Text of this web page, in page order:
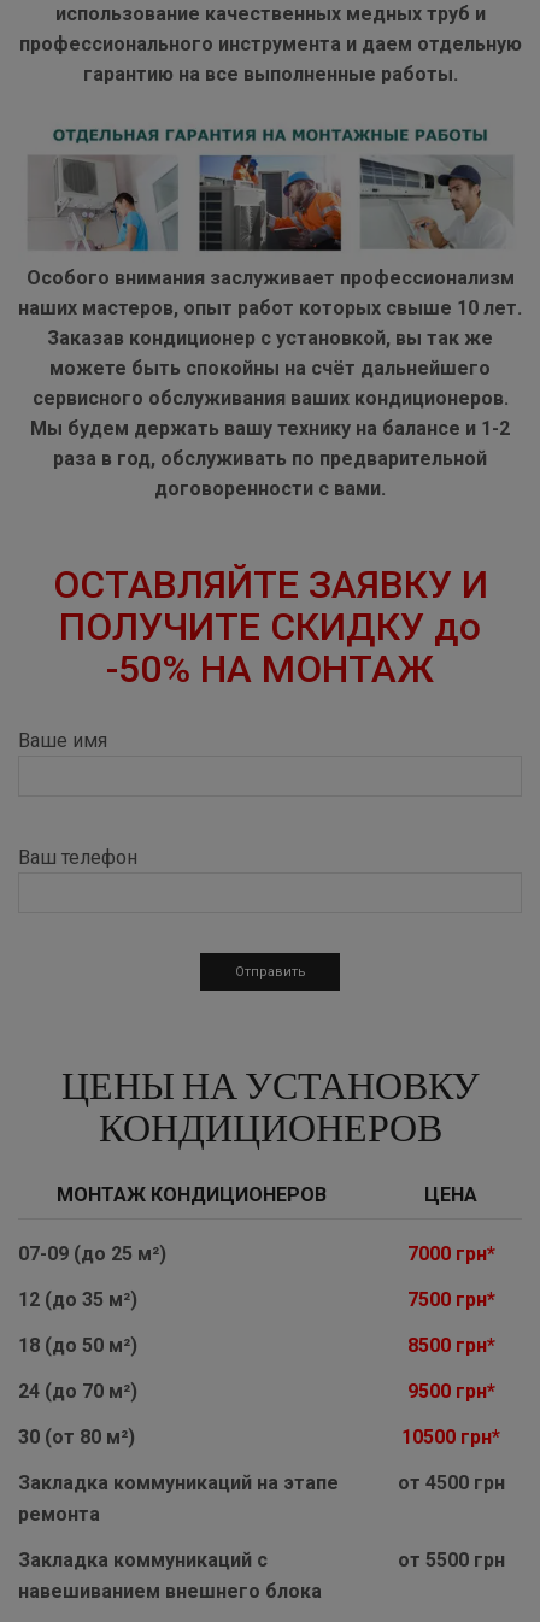
использование качественных медных труб и
профессионального инструмента и даем отдельную
гарантию на все выполненные работы.
Особого внимания заслуживает профессионализм
наших мастеров, опыт работ которых свыше 10 лет.
Заказав кондиционер с установкой, вы так же
можете быть спокойны на счёт дальнейшего
сервисного обслуживания ваших кондиционеров.
Мы будем держать вашу технику на балансе и 1-2
раза в год, обслуживать по предварительной
договоренности с вами.
ОСТАВЛЯЙТЕ ЗАЯВКУ И
ПОЛУЧИТЕ СКИДКУ до
-50% НА МОНТАЖ
Ваше имя
Ваш телефон
ЦЕНЫ НА УСТАНОВКУ
КОНДИЦИОНЕРОВ
МОНТАЖ КОНДИЦИОНЕРОВ ЦЕНА
07-09 (до 25 м²)
7000 грн*
12 (до 35 м²)
7500 грн*
18 (до 50 м²)
8500 грн*
24 (до 70 м²)
9500 грн*
30 (от 80 м²)
10500 грн*
Закладка коммуникаций на этапе
ремонта
от 4500 грн
Закладка коммуникаций с
навешиванием внешнего блока
от 5500 грн